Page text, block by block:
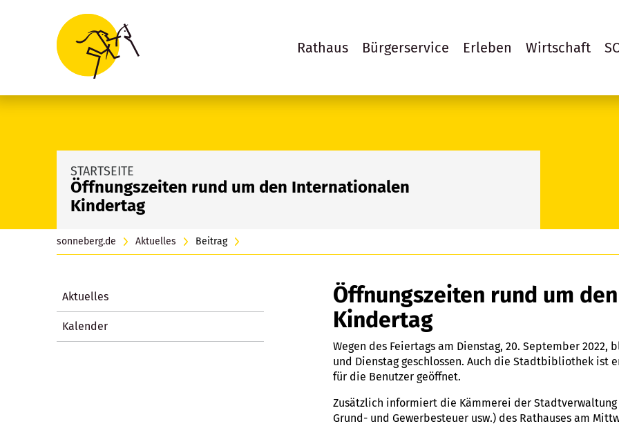
Rathaus Bürgerservice Erleben Wirtschaft
STARTSEITE
Öffnungszeiten rund um den Internationalen
Kindertag
sonneberg.de Aktuelles Beitrag
Öffnungszeiten rund um
Kindertag
Wegen des Feiertags am Dienstag, 20. September
und Dienstag geschlossen. Auch die Stadtbibliothek ist
für die Benutzer geöffnet.
Zusätzlich informiert die Kämmerei der Stadtverwaltung
Grund- und Gewerbesteuer usw.) des Rathauses am
Aktuelles
Kalender